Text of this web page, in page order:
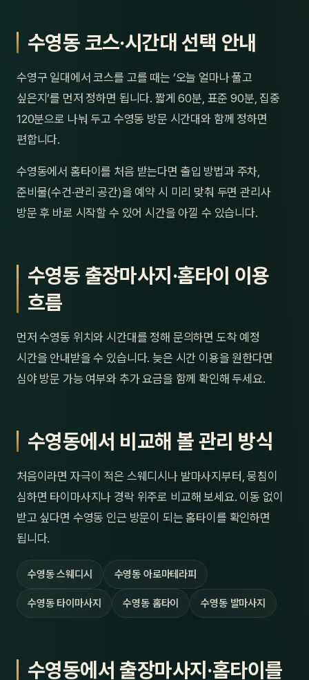
수영동 코스·시간대 선택 안내
수영구 일대에서 코스를 고를 때는 ‘오늘 얼마나 풀고
싶은지’를 먼저 정하면 됩니다. 짧게 60분, 표준 90분, 집중
120분으로 나눠 두고 수영동 방문 시간대와 함께 정하면
편합니다.
수영동에서 홈타이를 처음 받는다면 출입 방법과 주차,
준비물(수건·관리 공간)을 예약 시 미리 맞춰 두면 관리사
방문 후 바로 시작할 수 있어 시간을 아낄 수 있습니다.
수영동 출장마사지·홈타이 이용
흐름
먼저 수영동 위치와 시간대를 정해 문의하면 도착 예정
시간을 안내받을 수 있습니다. 늦은 시간 이용을 원한다면
심야 방문 가능 여부와 추가 요금을 함께 확인해 두세요.
수영동에서 비교해 볼 관리 방식
처음이라면 자극이 적은 스웨디시나 발마사지부터, 뭉침이
심하면 타이마사지나 경락 위주로 비교해 보세요. 이동 없이
받고 싶다면 수영동 인근 방문이 되는 홈타이를 확인하면
됩니다.
수영동 스웨디시 수영동 아로마테라피
수영동 타이마사지 수영동 홈타이 수영동 발마사지
수영동에서 출장마사지·홈타이를